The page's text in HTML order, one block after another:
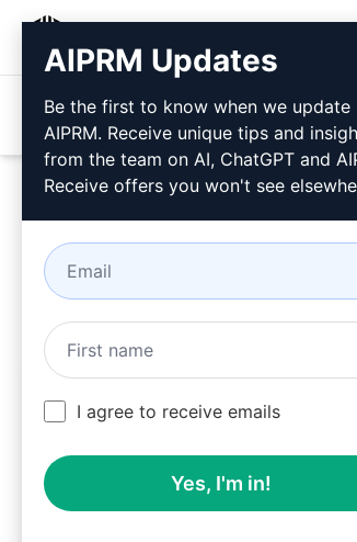
Ürünler Fiyatlandırma
Profesyonel
kodlayıcı
AIPRM Updates
Be the first to know when we update
AIPRM. Receive unique tips and
from the team on AI, ChatGPT and
Receive offers you won't see
I agree to receive emails
Yes, I'm in!